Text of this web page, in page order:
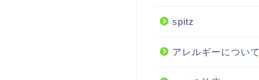
spitz
アレルギーについて